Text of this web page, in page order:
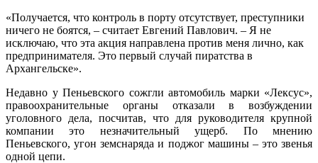
«Получается, что контроль в порту отсутствует, преступники
ничего не боятся, – считает Евгений Павлович. – Я не
исключаю, что эта акция направлена против меня лично, как
предпринимателя. Это первый случай пиратства в
Архангельске».
Недавно у Пеньевского сожгли автомобиль марки «Лексус»,
правоохранительные органы отказали в возбуждении
уголовного дела, посчитав, что для руководителя крупной
компании это незначительный ущерб. По мнению
Пеньевского, угон земснаряда и поджог машины – это звенья
одной цепи.